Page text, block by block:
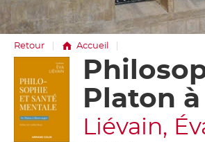
Retour Accueil
document
Platon
Liévain,